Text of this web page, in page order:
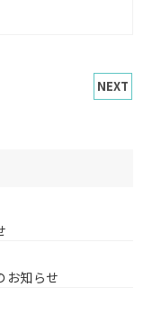
NEXT
知らせ